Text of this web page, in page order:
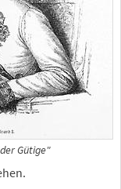
Gütige"